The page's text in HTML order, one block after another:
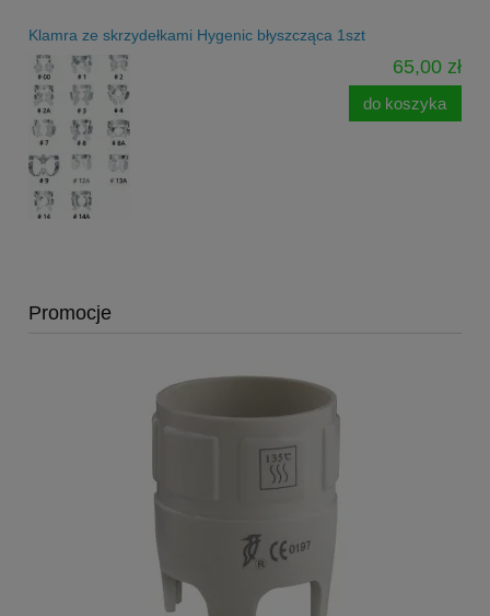
Klamra ze skrzydełkami Hygenic błyszcząca 1szt
65,00 zł
do koszyka
Promocje